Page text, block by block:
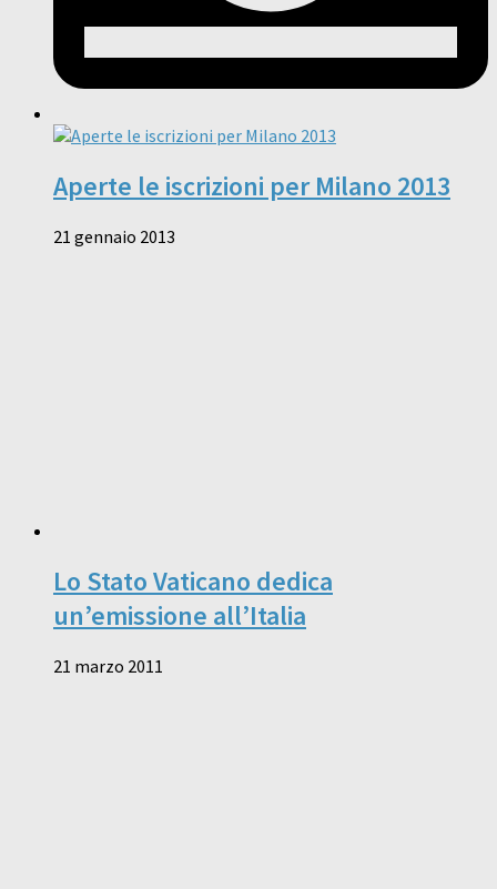
Aperte le iscrizioni per Milano 2013
21 gennaio 2013
Lo Stato Vaticano dedica
un’emissione all’Italia
21 marzo 2011